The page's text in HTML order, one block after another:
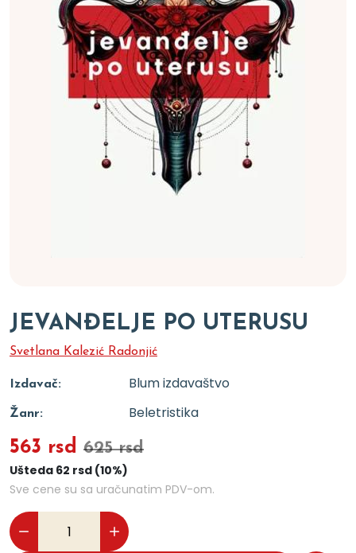
JEVANĐELJE PO UTERUSU
Svetlana Kalezić Radonjić
Izdavač: Blum izdavaštvo
Žanr: Beletristika
563 rsd 625 rsd
Ušteda 62 rsd (10%)
Sve cene su sa uračunatim PDV-om.